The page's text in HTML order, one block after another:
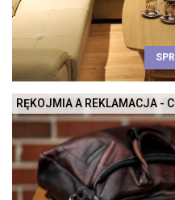
RĘKOJMIA A REKLAMACJA -